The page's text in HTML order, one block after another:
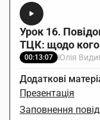
Урок 16.
ТЦК: щодо кого
00:13:07 Юлія
Додаткові
Презентація
Заповнення